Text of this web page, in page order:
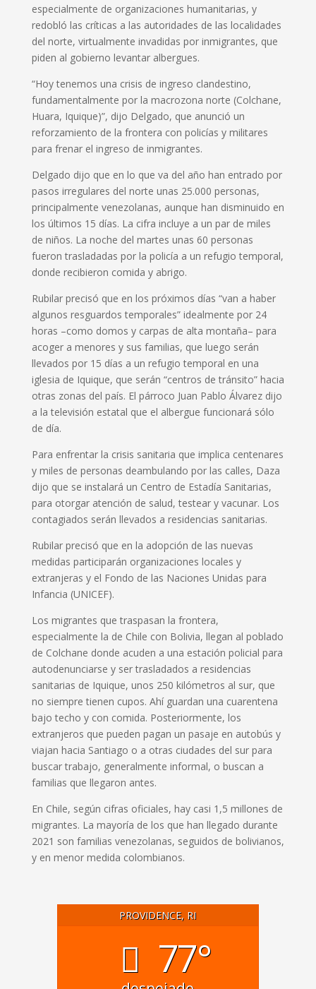
especialmente de organizaciones humanitarias, y
redobló las críticas a las autoridades de las localidades
del norte, virtualmente invadidas por inmigrantes, que
piden al gobierno levantar albergues.
“Hoy tenemos una crisis de ingreso clandestino,
fundamentalmente por la macrozona norte (Colchane,
Huara, Iquique)”, dijo Delgado, que anunció un
reforzamiento de la frontera con policías y militares
para frenar el ingreso de inmigrantes.
Delgado dijo que en lo que va del año han entrado por
pasos irregulares del norte unas 25.000 personas,
principalmente venezolanas, aunque han disminuido en
los últimos 15 días. La cifra incluye a un par de miles
de niños. La noche del martes unas 60 personas
fueron trasladadas por la policía a un refugio temporal,
donde recibieron comida y abrigo.
Rubilar precisó que en los próximos días “van a haber
algunos resguardos temporales” idealmente por 24
horas –como domos y carpas de alta montaña– para
acoger a menores y sus familias, que luego serán
llevados por 15 días a un refugio temporal en una
iglesia de Iquique, que serán “centros de tránsito” hacia
otras zonas del país. El párroco Juan Pablo Álvarez dijo
a la televisión estatal que el albergue funcionará sólo
de día.
Para enfrentar la crisis sanitaria que implica centenares
y miles de personas deambulando por las calles, Daza
dijo que se instalará un Centro de Estadía Sanitarias,
para otorgar atención de salud, testear y vacunar. Los
contagiados serán llevados a residencias sanitarias.
Rubilar precisó que en la adopción de las nuevas
medidas participarán organizaciones locales y
extranjeras y el Fondo de las Naciones Unidas para
Infancia (UNICEF).
Los migrantes que traspasan la frontera,
especialmente la de Chile con Bolivia, llegan al poblado
de Colchane donde acuden a una estación policial para
autodenunciarse y ser trasladados a residencias
sanitarias de Iquique, unos 250 kilómetros al sur, que
no siempre tienen cupos. Ahí guardan una cuarentena
bajo techo y con comida. Posteriormente, los
extranjeros que pueden pagan un pasaje en autobús y
viajan hacia Santiago o a otras ciudades del sur para
buscar trabajo, generalmente informal, o buscan a
familias que llegaron antes.
En Chile, según cifras oficiales, hay casi 1,5 millones de
migrantes. La mayoría de los que han llegado durante
2021 son familias venezolanas, seguidos de bolivianos,
y en menor medida colombianos.
PROVIDENCE, RI
77°